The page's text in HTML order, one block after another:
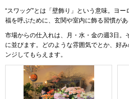
“スワッグ”とは「壁飾り」という意味。ヨ
福を呼ぶために、玄関や室内に飾る習慣があ
市場からの仕入れは、月・水・金の週3日。
に並びます。どのような雰囲気でとか、好
ンジしてもらえます。